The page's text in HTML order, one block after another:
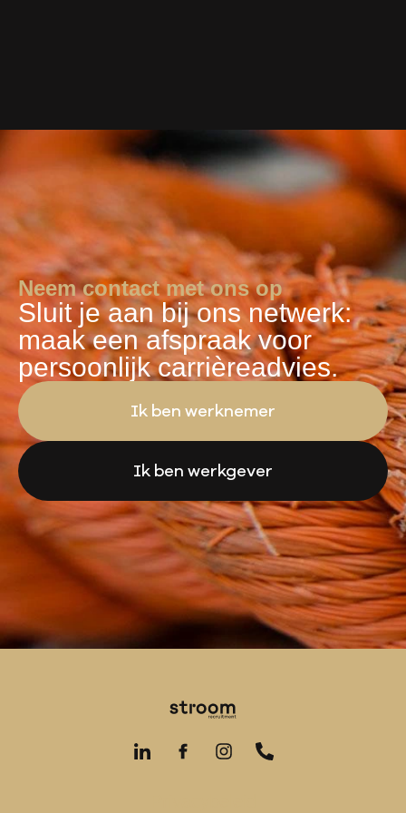
Neem contact met ons op
Sluit je aan bij ons netwerk:
maak een afspraak voor
persoonlijk carrièreadvies.
Ik ben werknemer
Ik ben werkgever